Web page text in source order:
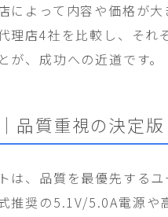
によって内容や価格が
理店4社を比較し、それ
、成功への近道です。
品質重視の決定版
は、品質を最優先する
推奨の5.1V/5.0A電源